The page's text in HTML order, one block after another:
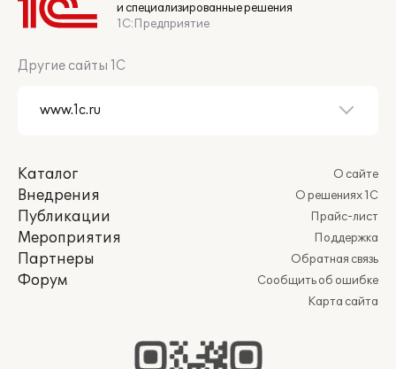
и специализированные решения
1С:Предприятие
Другие сайты 1С
Каталог
Внедрения
Публикации
Мероприятия
Партнеры
Форум
О сайте
О решениях 1С
Прайс-лист
Поддержка
Обратная связь
Сообщить об ошибке
Карта сайта